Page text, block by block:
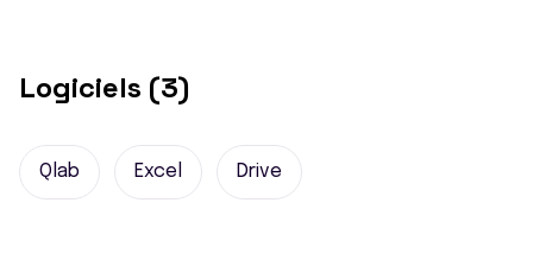
Logiciels (3)
Qlab Excel Drive